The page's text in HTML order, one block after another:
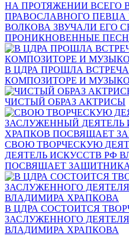
НА ПРОТЯЖЕНИИ ВСЕГО
ПРАВОСЛАВНОГО ПЕВЦА
ВОЛКОВА ЗВУЧАЛИ ЕГО
ПРОНИКНОВЕННЫЕ
В ЦДРА ПРОШЛА
КОМПОЗИТОРЕ И
ЧИСТЫЙ ОБРАЗ АКТРИСЫ
СВОЮ ТВОРЧЕСКУЮ
ДЕЯТЕЛЬ ИСКУССТВ РФ
ПОСВЯЩАЕТ
В ЦДРА СОСТОИТСЯ
ЗАСЛУЖЕННОГО
ВЛАДИМИРА ХРАПКОВА